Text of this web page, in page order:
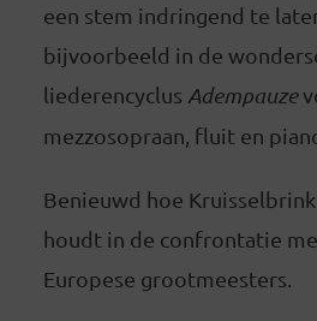
een stem indringend te
bijvoorbeeld in de
liederencyclus Adempauze
mezzosopraan, fluit en
Benieuwd hoe
houdt in de confrontatie
Europese grootmeesters.